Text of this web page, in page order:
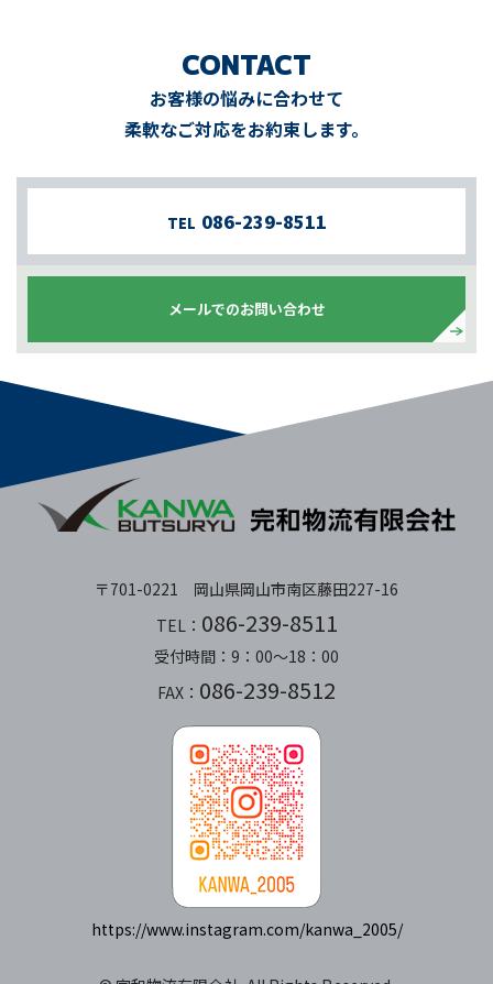
CONTACT
お客様の悩みに合わせて
柔軟なご対応をお約束します。
TEL 086-239-8511
メールでのお問い合わせ
〒701-0221 岡山県岡山市南区藤田227-16
TEL： 086-239-8511
受付時間：9：00～18：00
FAX： 086-239-8512
https://www.instagram.com/kanwa_2005/